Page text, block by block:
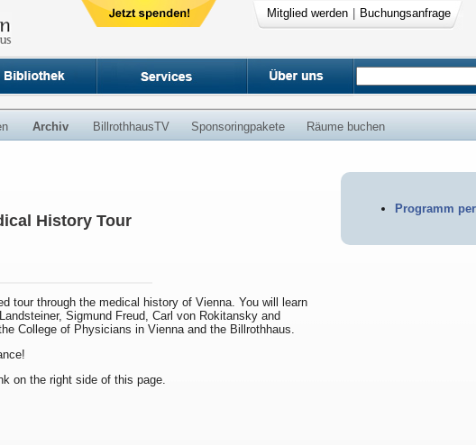
Mitglied werden Buchungsanfrage
Archiv BillrothhausTV Sponsoringpakete Räume buchen
Programm
History Tour
tour through the medical history of Vienna. You will learn
Sigmund Freud, Carl von Rokitansky and
College of Physicians in Vienna and the Billrothhaus.
on the right side of this page.